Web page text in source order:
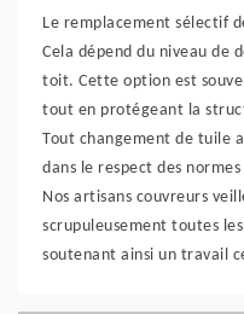
Le remplacement sélectif
Cela dépend du niveau de
toit. Cette option est
tout en protégeant la
Tout changement de tuile
dans le respect des
Nos artisans couvreurs
scrupuleusement toutes
soutenant ainsi un travail